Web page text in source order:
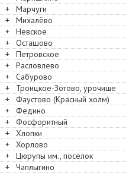
+
Марчуги
+
Михалёво
+
Невское
+
Осташово
+
Петровское
+
Расловлево
+
Сабурово
+
Троицкое-Зотово, урочище
+
Фаустово (Красный холм)
+
Федино
+
Фосфоритный
+
Хлопки
+
Хорлово
+
Цюрупы им., посёлок
+
Чаплыгино